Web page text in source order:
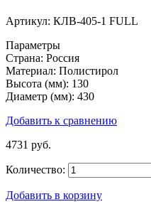
Артикул: КЛВ-405-1 FULL
Параметры
Страна: Россия
Материал: Полистирол
Высота (мм): 130
Диаметр (мм): 430
Добавить к сравнению
4731 руб.
Количество:
Добавить в корзину